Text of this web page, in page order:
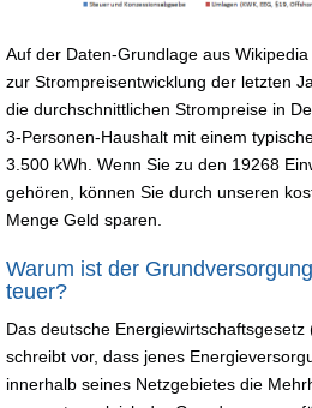
Auf der Daten-Grundlage aus
zur Strompreisentwicklung der letzten
die durchschnittlichen Strompreise in
3-Personen-Haushalt mit einem
3.500 kWh. Wenn Sie zu den 19268
gehören, können Sie durch unseren
Menge Geld sparen.
Warum ist der
teuer?
Das deutsche Energiewirtschaftsgesetz
schreibt vor, dass jenes
innerhalb seines Netzgebietes die